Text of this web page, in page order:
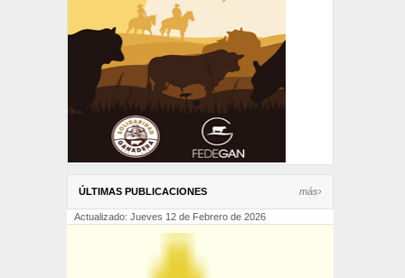
ÚLTIMAS PUBLICACIONES más›
Actualizado: Jueves 12 de Febrero de 2026